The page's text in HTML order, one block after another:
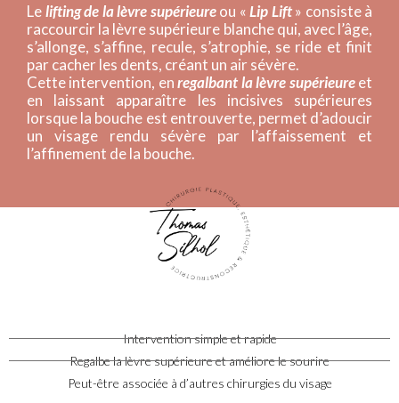
Lelifting de la lèvre supérieureou «Lip Lift» consiste à
raccourcir la lèvre supérieure blanche qui, avec l’âge,
s’allonge, s’affine, recule, s’atrophie, se ride et finit
par cacher les dents, créant un air sévère.
Cette intervention, enregalbant la lèvre supérieureet
en laissant apparaître les incisives supérieures
lorsque la bouche est entrouverte, permet d’adoucir
un visage rendu sévère par l’affaissement et
l’affinement de la bouche.
Intervention simple et rapide
Regalbe la lèvre supérieure et améliore le sourire
Peut-être associée à d’autres chirurgies du visage